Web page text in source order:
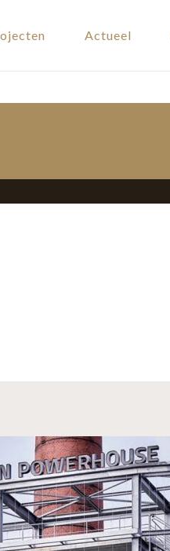
Actueel